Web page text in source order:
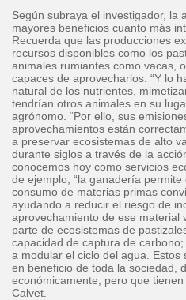
Según subraya el investigador, la
mayores beneficios cuanto más
Recuerda que las producciones
recursos disponibles como los
animales rumiantes como vacas,
capaces de aprovecharlos. “Y lo
natural de los nutrientes,
tendrían otros animales en su
agrónomo. “Por ello, sus
aprovechamientos están
a preservar ecosistemas de alto
durante siglos a través de la
conocemos hoy como servicios
de ejemplo, “la ganadería
consumo de materias primas
ayudando a reducir el riesgo de
aprovechamiento de ese material
parte de ecosistemas de
capacidad de captura de
a modular el ciclo del agua.
en beneficio de toda la sociedad,
económicamente, pero que
Calvet.